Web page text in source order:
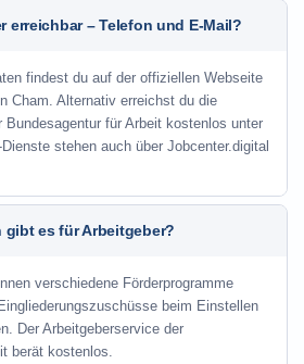
erreichbar – Telefon und E-Mail?
findest du auf der offiziellen Webseite
Cham. Alternativ erreichst du die
Bundesagentur für Arbeit kostenlos unter
stehen auch über Jobcenter.digital
gibt es für Arbeitgeber?
verschiedene Förderprogramme
beim Einstellen
Der Arbeitgeberservice der
berät kostenlos.